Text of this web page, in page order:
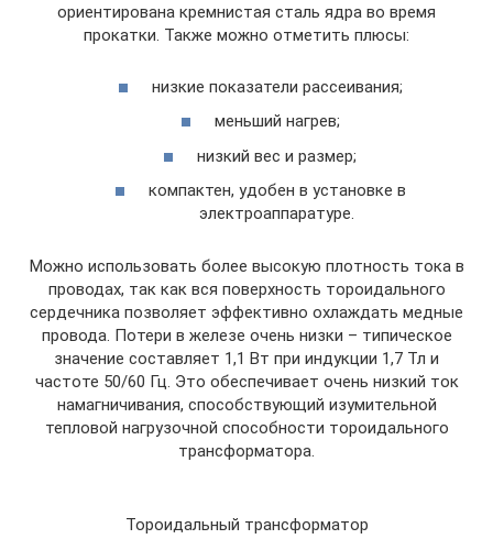
ориентирована кремнистая сталь ядра во время
прокатки. Также можно отметить плюсы:
низкие показатели рассеивания;
меньший нагрев;
низкий вес и размер;
компактен, удобен в установке в
электроаппаратуре.
Можно использовать более высокую плотность тока в
проводах, так как вся поверхность тороидального
сердечника позволяет эффективно охлаждать медные
провода. Потери в железе очень низки – типическое
значение составляет 1,1 Вт при индукции 1,7 Тл и
частоте 50/60 Гц. Это обеспечивает очень низкий ток
намагничивания, способствующий изумительной
тепловой нагрузочной способности тороидального
трансформатора.
Тороидальный трансформатор